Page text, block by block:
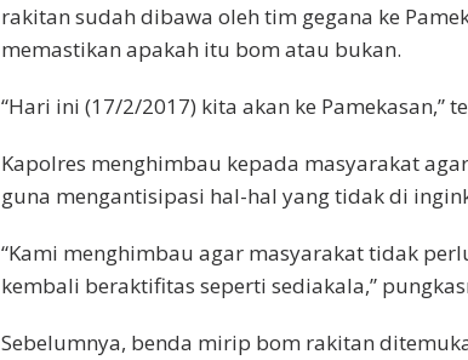
rakitan sudah dibawa oleh tim gegana ke
memastikan apakah itu bom atau bukan.
“Hari ini (17/2/2017) kita akan ke Pamekasan,”
Kapolres menghimbau kepada masyarakat
guna mengantisipasi hal-hal yang tidak di
“Kami menghimbau agar masyarakat tidak
kembali beraktifitas seperti sediakala,”
Sebelumnya, benda mirip bom rakitan